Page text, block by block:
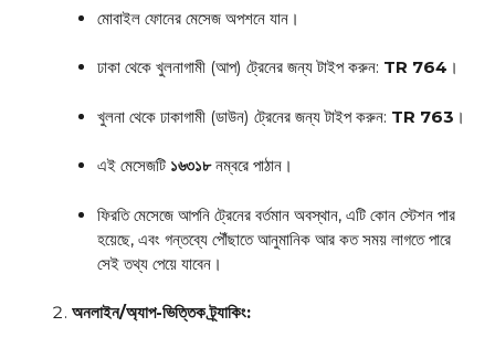
মোবাইল ফোনের মেসেজ অপশনে যান।
ঢাকা থেকে খুলনাগামী (আপ) ট্রেনের জন্য টাইপ করুন: TR 764 ।
খুলনা থেকে ঢাকাগামী (ডাউন) ট্রেনের জন্য টাইপ করুন: TR 763 ।
এই মেসেজটি ১৬৩১৮নম্বরে পাঠান।
ফিরতি মেসেজে আপনি ট্রেনের বর্তমান অবস্থান, এটি কোন স্টেশন পার
হয়েছে, এবং গন্তব্যে পৌঁছাতে আনুমানিক আর কত সময় লাগতে পারে
সেই তথ্য পেয়ে যাবেন।
অনলাইন/অ্যাপ-ভিত্তিক ট্র্যাকিং: